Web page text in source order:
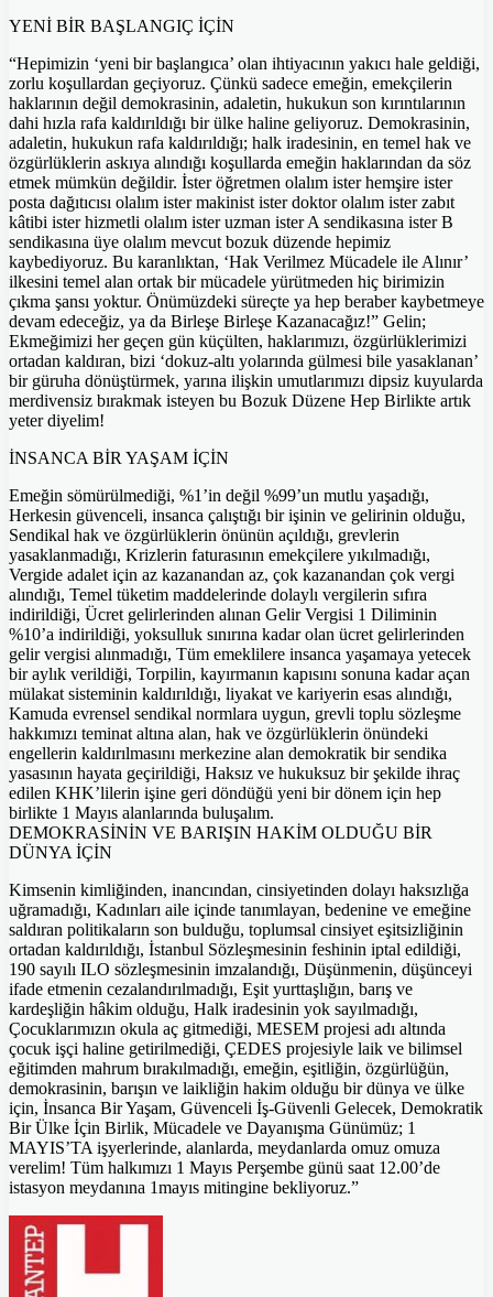
YENİ BİR BAŞLANGIÇ İÇİN
“Hepimizin ‘yeni bir başlangıca’ olan ihtiyacının yakıcı hale geldiği,
zorlu koşullardan geçiyoruz. Çünkü sadece emeğin, emekçilerin
haklarının değil demokrasinin, adaletin, hukukun son kırıntılarının
dahi hızla rafa kaldırıldığı bir ülke haline geliyoruz. Demokrasinin,
adaletin, hukukun rafa kaldırıldığı; halk iradesinin, en temel hak ve
özgürlüklerin askıya alındığı koşullarda emeğin haklarından da söz
etmek mümkün değildir. İster öğretmen olalım ister hemşire ister
posta dağıtıcısı olalım ister makinist ister doktor olalım ister zabıt
kâtibi ister hizmetli olalım ister uzman ister A sendikasına ister B
sendikasına üye olalım mevcut bozuk düzende hepimiz
kaybediyoruz. Bu karanlıktan, ‘Hak Verilmez Mücadele ile Alınır’
ilkesini temel alan ortak bir mücadele yürütmeden hiç birimizin
çıkma şansı yoktur. Önümüzdeki süreçte ya hep beraber kaybetmeye
devam edeceğiz, ya da Birleşe Birleşe Kazanacağız!” Gelin;
Ekmeğimizi her geçen gün küçülten, haklarımızı, özgürlüklerimizi
ortadan kaldıran, bizi ‘dokuz-altı yolarında gülmesi bile yasaklanan’
bir güruha dönüştürmek, yarına ilişkin umutlarımızı dipsiz kuyularda
merdivensiz bırakmak isteyen bu Bozuk Düzene Hep Birlikte artık
yeter diyelim!
İNSANCA BİR YAŞAM İÇİN
Emeğin sömürülmediği, %1’in değil %99’un mutlu yaşadığı,
Herkesin güvenceli, insanca çalıştığı bir işinin ve gelirinin olduğu,
Sendikal hak ve özgürlüklerin önünün açıldığı, grevlerin
yasaklanmadığı, Krizlerin faturasının emekçilere yıkılmadığı,
Vergide adalet için az kazanandan az, çok kazanandan çok vergi
alındığı, Temel tüketim maddelerinde dolaylı vergilerin sıfıra
indirildiği, Ücret gelirlerinden alınan Gelir Vergisi 1 Diliminin
%10’a indirildiği, yoksulluk sınırına kadar olan ücret gelirlerinden
gelir vergisi alınmadığı, Tüm emeklilere insanca yaşamaya yetecek
bir aylık verildiği, Torpilin, kayırmanın kapısını sonuna kadar açan
mülakat sisteminin kaldırıldığı, liyakat ve kariyerin esas alındığı,
Kamuda evrensel sendikal normlara uygun, grevli toplu sözleşme
hakkımızı teminat altına alan, hak ve özgürlüklerin önündeki
engellerin kaldırılmasını merkezine alan demokratik bir sendika
yasasının hayata geçirildiği, Haksız ve hukuksuz bir şekilde ihraç
edilen KHK’lilerin işine geri döndüğü yeni bir dönem için hep
birlikte 1 Mayıs alanlarında buluşalım.
DEMOKRASİNİN VE BARIŞIN HAKİM OLDUĞU BİR
DÜNYA İÇİN
Kimsenin kimliğinden, inancından, cinsiyetinden dolayı haksızlığa
uğramadığı, Kadınları aile içinde tanımlayan, bedenine ve emeğine
saldıran politikaların son bulduğu, toplumsal cinsiyet eşitsizliğinin
ortadan kaldırıldığı, İstanbul Sözleşmesinin feshinin iptal edildiği,
190 sayılı ILO sözleşmesinin imzalandığı, Düşünmenin, düşünceyi
ifade etmenin cezalandırılmadığı, Eşit yurttaşlığın, barış ve
kardeşliğin hâkim olduğu, Halk iradesinin yok sayılmadığı,
Çocuklarımızın okula aç gitmediği, MESEM projesi adı altında
çocuk işçi haline getirilmediği, ÇEDES projesiyle laik ve bilimsel
eğitimden mahrum bırakılmadığı, emeğin, eşitliğin, özgürlüğün,
demokrasinin, barışın ve laikliğin hakim olduğu bir dünya ve ülke
için, İnsanca Bir Yaşam, Güvenceli İş-Güvenli Gelecek, Demokratik
Bir Ülke İçin Birlik, Mücadele ve Dayanışma Günümüz; 1
MAYIS’TA işyerlerinde, alanlarda, meydanlarda omuz omuza
verelim! Tüm halkımızı 1 Mayıs Perşembe günü saat 12.00’de
istasyon meydanına 1mayıs mitingine bekliyoruz.”